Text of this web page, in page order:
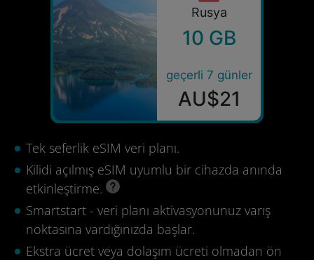
Rusya
10 GB
geçerli 7 günler
AU$21
Tek seferlik eSIM veri planı.
Kilidi açılmış eSIM uyumlu bir cihazda anında
etkinleştirme.
Smartstart - veri planı aktivasyonunuz varış
noktasına vardığınızda başlar.
Ekstra ücret veya dolaşım ücreti olmadan ön